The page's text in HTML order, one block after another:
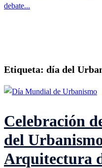
debate...
Etiqueta: día del
Celebración
del
Arquitectura